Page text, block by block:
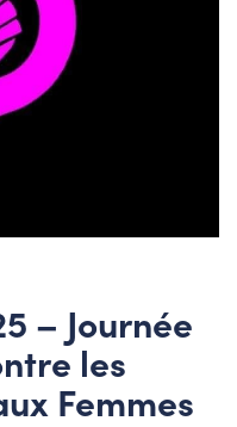
– Journée
les
Femmes